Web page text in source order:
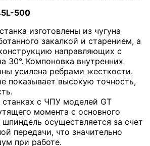
500
изготовлены из чугуна
закалкой и старением, а
направляющих с
30°. Компоновка внутренних
усилена ребрами жесткости.
показывает высокую точность,
с ЧПУ моделей GT
момента с основного
шпиндель осуществляется за счет
передачи, что значительно
при работе.